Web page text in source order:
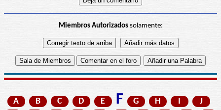
Miembros Autorizadossolamente:
A B C D E F G H I
J